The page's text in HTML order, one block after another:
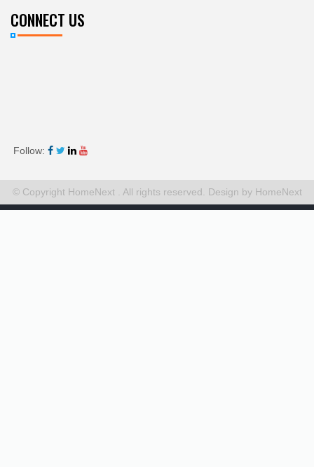
blank.
CONNECT US
Follow:
© Copyright HomeNext . All rights reserved. Design by HomeNext